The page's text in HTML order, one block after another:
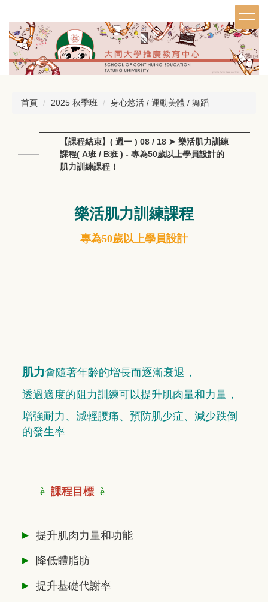
到
主
內
首頁
2025 秋季班 身心悠活 / 運動美體 / 舞蹈
【課程結束】( 週一 ) 08 / 18 ➤ 樂活肌力訓練
課程( A班 / B班 ) - 專為50歲以上學員設計的
肌力訓練課程！
樂活肌力訓練課程
專為50歲以上學員設計
肌力會隨著年齡的增長而逐漸衰退，
透過適度的阻力訓練可以提升肌肉量和力量，
增強耐力、減輕腰痛、預防肌少症、減少跌倒
的發生率
è 課程目標 è
▸ 提升肌肉力量和功能
▸ 降低體脂肪
▸ 提升基礎代謝率